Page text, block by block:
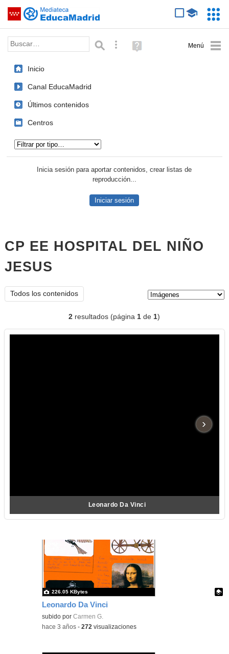
Saltar navegación
Palabra o frase: Búsqueda avanzada
Ayuda
(en
Inicio
Canal EducaMadrid
Últimos contenidos
Centros
Inicia sesión para aportar contenidos, crear listas de
reproducción...
Iniciar sesión
CP EE HOSPITAL DEL NIÑO
JESUS
Todos los contenidos
2 resultados (página1 de1)
Leonardo Da Vinci
›
Leonardo Da Vinci
Contenido educativo.
subido porCarmen G.
226.05 KBytes
-hace 3 años -272 visualizaciones